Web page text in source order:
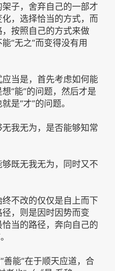
子，舍弃自己的一部才
，选择恰当的方式，而
按照自己的方式来做
“无之”而变得没有用
当是，首先考虑如何能
“能”的问题，然后才是
是“才”的问题。
我无为，是否能够知常
既无我无为，同时又不
不改的仅仅是自上而下
，则是因时因势而变
当的路径，奔向自己的
善能”在于顺天应道，合